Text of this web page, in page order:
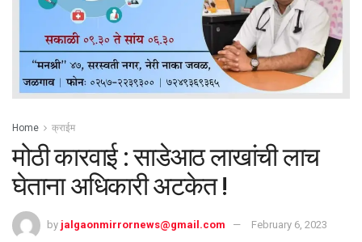
Home क्राईम
मोठी कारवाई : साडेआठ लाखांची लाच
घेताना अधिकारी अटकेत !
by jalgaonmirrornews@gmail.com February 6, 2023